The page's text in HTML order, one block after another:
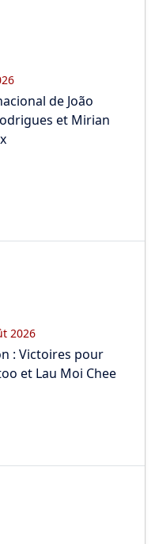
de João
et Mirian
2026
: Victoires pour
et Lau Moi Chee